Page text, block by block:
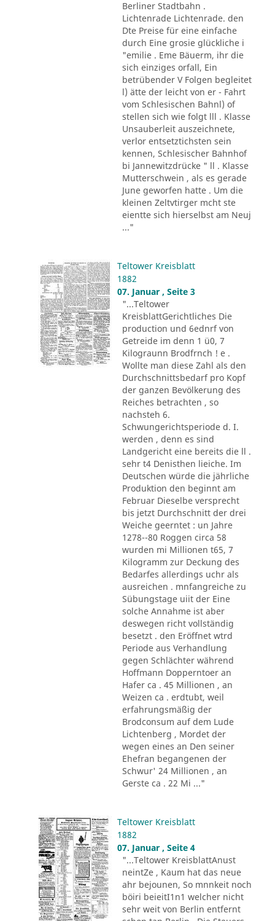
Berliner Stadtbahn .
Lichtenrade Lichtenrade. den
Dte Preise für eine einfache
durch Eine grosie glückliche i
"emilie . Eme Bäuerm, ihr die
sich einziges orfall, Ein
betrübender V Folgen begleitet
l) ätte der leicht von er - Fahrt
vom Schlesischen Bahnl) of
stellen sich wie folgt lll . Klasse
Unsauberleit auszeichnete,
verlor entsetztichsten sein
kennen, Schlesischer Bahnhof
bi Jannewitzdrücke " ll . Klasse
Mutterschwein , als es gerade
June geworfen hatte . Um die
kleinen Zeltvtirger mcht ste
eientte sich hierselbst am Neuj
..."
Teltower Kreisblatt
1882
07. Januar , Seite 3
"...Teltower
KreisblattGerichtliches Die
production und 6ednrf von
Getreide im denn 1 ü0, 7
Kilograunn Brodfrnch ! e .
Wollte man diese Zahl als den
Durchschnittsbedarf pro Kopf
der ganzen Bevölkerung des
Reiches betrachten , so
nachsteh 6.
Schwungerichtsperiode d. I.
werden , denn es sind
Landgericht eine bereits die ll .
sehr t4 Denisthen lieiche. Im
Deutschen würde die jährliche
Produktion den beginnt am
Februar Dieselbe versprecht
bis jetzt Durchschnitt der drei
Weiche geerntet : un Jahre
1278--80 Roggen circa 58
wurden mi Millionen t65, 7
Kilogramm zur Deckung des
Bedarfes allerdings uchr als
ausreichen . mnfangreiche zu
Sübungstage uiit der Eine
solche Annahme ist aber
deswegen richt vollständig
besetzt . den Eröffnet wtrd
Periode aus Verhandlung
gegen Schlächter während
Hoffmann Dopperntoer an
Hafer ca . 45 Millionen , an
Weizen ca . erdtubt, weil
erfahrungsmäßig der
Brodconsum auf dem Lude
Lichtenberg , Mordet der
wegen eines an Den seiner
Ehefran begangenen der
Schwur' 24 Millionen , an
Gerste ca . 22 Mi ..."
Teltower Kreisblatt
1882
07. Januar , Seite 4
"...Teltower KreisblattAnust
neintZe , Kaum hat das neue
ahr bejounen, So mnnkeit noch
böiri beieitI1n1 welcher nicht
sehr weit von Berlin entfernt